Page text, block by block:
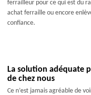
ferrailleur pour ce qui est du
achat ferraille ou encore
confiance.
La solution adéquate
de chez nous
Ce n’est jamais agréable de